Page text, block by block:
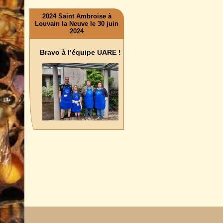
2024 Saint Ambroise à
Louvain la Neuve le 30 juin
2024
Bravo à l’équipe UARE !